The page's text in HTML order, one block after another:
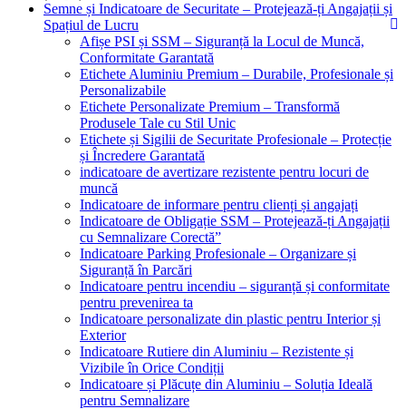
Semne și Indicatoare de Securitate – Protejează-ți Angajații și
Spațiul de Lucru
Afișe PSI și SSM – Siguranță la Locul de Muncă,
Conformitate Garantată
Etichete Aluminiu Premium – Durabile, Profesionale și
Personalizabile
Etichete Personalizate Premium – Transformă
Produsele Tale cu Stil Unic
Etichete și Sigilii de Securitate Profesionale – Protecție
și Încredere Garantată
indicatoare de avertizare rezistente pentru locuri de
muncă
Indicatoare de informare pentru clienți și angajați
Indicatoare de Obligație SSM – Protejează-ți Angajații
cu Semnalizare Corectă”
Indicatoare Parking Profesionale – Organizare și
Siguranță în Parcări
Indicatoare pentru incendiu – siguranță și conformitate
pentru prevenirea ta
Indicatoare personalizate din plastic pentru Interior și
Exterior
Indicatoare Rutiere din Aluminiu – Rezistente și
Vizibile în Orice Condiții
Indicatoare și Plăcuțe din Aluminiu – Soluția Ideală
pentru Semnalizare